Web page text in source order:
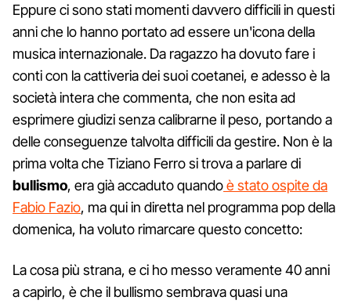
Eppure ci sono stati momenti davvero difficili in questi
anni che lo hanno portato ad essere un'icona della
musica internazionale. Da ragazzo ha dovuto fare i
conti con la cattiveria dei suoi coetanei, e adesso è la
società intera che commenta, che non esita ad
esprimere giudizi senza calibrarne il peso, portando a
delle conseguenze talvolta difficili da gestire. Non è la
prima volta che Tiziano Ferro si trova a parlare di
bullismo, era già accaduto quandoè stato ospite da
Fabio Fazio, ma qui in diretta nel programma pop della
domenica, ha voluto rimarcare questo concetto:
La cosa più strana, e ci ho messo veramente 40 anni
a capirlo, è che il bullismo sembrava quasi una